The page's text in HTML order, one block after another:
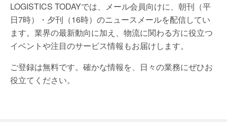
LOGISTICS TODAYでは、メール会員向けに、朝刊（平
日7時）・夕刊（16時）のニュースメールを配信してい
ます。業界の最新動向に加え、物流に関わる方に役立つ
イベントや注目のサービス情報もお届けします。
ご登録は無料です。確かな情報を、日々の業務にぜひお
役立てください。